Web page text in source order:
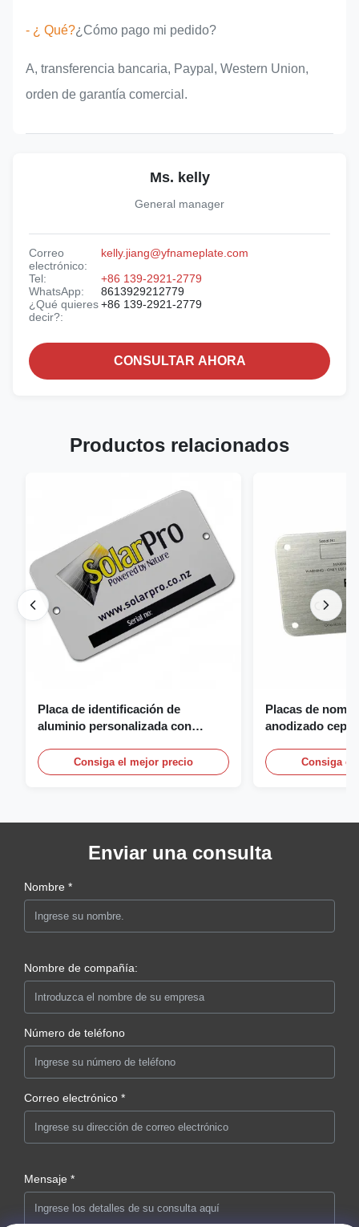
- ¿ Qué?¿Cómo pago mi pedido?
A, transferencia bancaria, Paypal, Western Union,
orden de garantía comercial.
Ms. kelly
General manager
Correo
electrónico:
kelly.jiang@yfnameplate.com
Tel:
+86 139-2921-2779
WhatsApp:
8613929212779
¿Qué quieres
decir?:
+86 139-2921-2779
CONSULTAR AHORA
Productos relacionados
Placa de identificación de
aluminio personalizada con
Consiga el mejor precio
Placas de
anodizado
con logotipo
Consiga el
Enviar una consulta
Nombre *
Nombre de compañía:
Número de teléfono
Correo electrónico *
Mensaje *